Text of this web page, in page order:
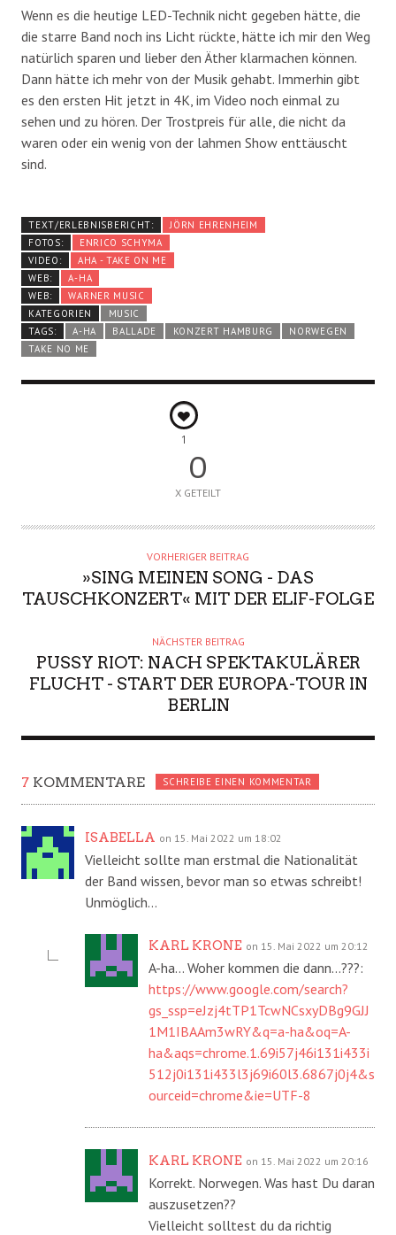
Wenn es die heutige LED-Technik nicht gegeben hätte, die
die starre Band noch ins Licht rückte, hätte ich mir den Weg
natürlich sparen und lieber den Äther klarmachen können.
Dann hätte ich mehr von der Musik gehabt. Immerhin gibt
es den ersten Hit jetzt in 4K, im Video noch einmal zu
sehen und zu hören. Der Trostpreis für alle, die nicht da
waren oder ein wenig von der lahmen Show enttäuscht
sind.
TEXT/ERLEBNISBERICHT:
JÖRN EHRENHEIM
FOTOS:
ENRICO SCHYMA
VIDEO:
AHA - TAKE ON ME
WEB:
A-HA
WEB:
WARNER MUSIC
KATEGORIEN
MUSIC
TAGS:
A-HA BALLADE KONZERT HAMBURG
NORWEGEN
TAKE NO ME
1
0
X GETEILT
VORHERIGER BEITRAG
»SING MEINEN SONG - DAS
TAUSCHKONZERT« MIT DER ELIF-FOLGE
NÄCHSTER BEITRAG
PUSSY RIOT: NACH SPEKTAKULÄRER
FLUCHT - START DER EUROPA-TOUR IN
BERLIN
7 KOMMENTARE SCHREIBE EINEN KOMMENTAR
ISABELLA on 15. Mai 2022 um 18:02
Vielleicht sollte man erstmal die Nationalität
der Band wissen, bevor man so etwas schreibt!
Unmöglich…
KARL KRONE on 15. Mai 2022 um 20:12
A-ha… Woher kommen die dann…???:
https://www.google.com/search?
gs_ssp=eJzj4tTP1TcwNCsxyDBg9GJJ
1M1IBAAm3wRY&q=a-ha&oq=A-
ha&aqs=chrome.1.69i57j46i131i433i
512j0i131i433l3j69i60l3.6867j0j4&s
ourceid=chrome&ie=UTF-8
KARL KRONE on 15. Mai 2022 um 20:16
Korrekt. Norwegen. Was hast Du daran
auszusetzen??
Vielleicht solltest du da richtig